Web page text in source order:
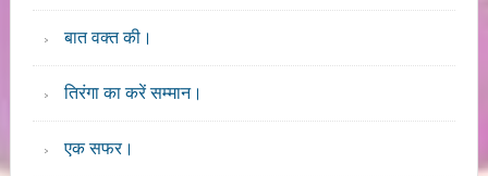
बात वक्त की।
तिरंगा का करें सम्मान।
एक सफर।